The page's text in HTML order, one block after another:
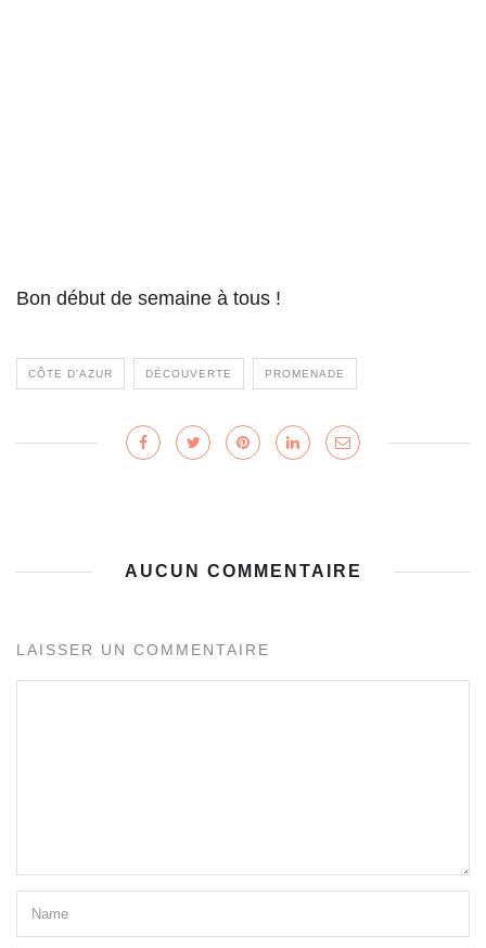
Bon début de semaine à tous !
CÔTE D'AZUR DÉCOUVERTE PROMENADE
AUCUN COMMENTAIRE
LAISSER UN COMMENTAIRE